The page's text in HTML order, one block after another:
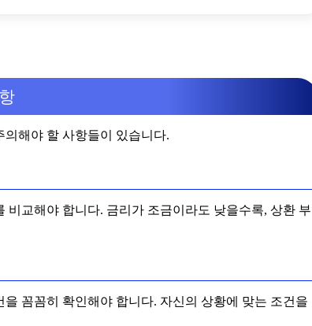
의해야 할 사항들이 있습니다.
비교해야 합니다. 금리가 조금이라도 낮을수록, 상환 부
꼼꼼히 확인해야 합니다. 자신의 상황에 맞는 조건을